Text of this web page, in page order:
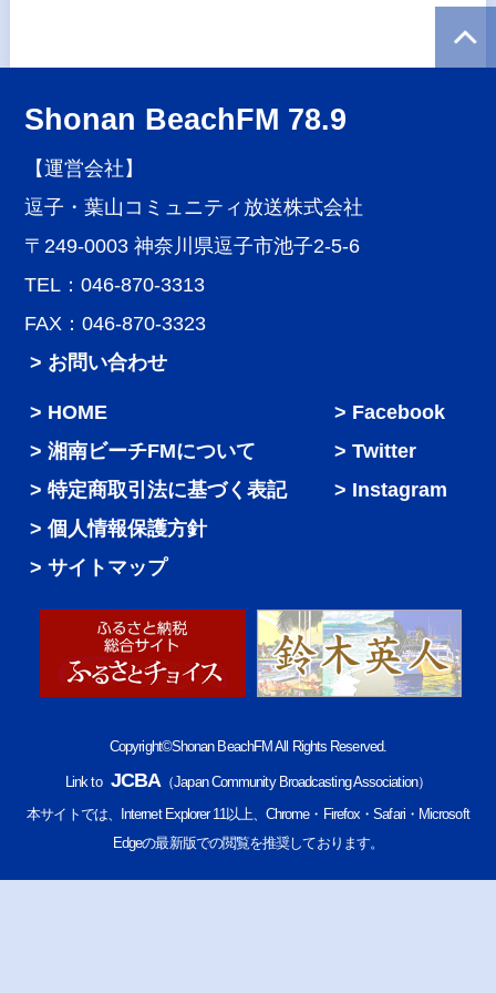
Shonan BeachFM 78.9
【運営会社】
逗子・葉山コミュニティ放送株式会社
〒249-0003 神奈川県逗子市池子2-5-6
TEL：046-870-3313
FAX：046-870-3323
> お問い合わせ
HOME
湘南ビーチFMについて
特定商取引法に基づく表記
個人情報保護方針
サイトマップ
Facebook
Twitter
Instagram
Copyright©Shonan BeachFM All Rights Reserved.
Link to JCBA（Japan Community Broadcasting Association）
本サイトでは、Internet Explorer 11以上、Chrome・Firefox・Safari・Microsoft
Edgeの最新版での閲覧を推奨しております。